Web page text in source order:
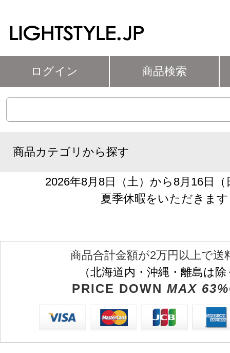
ログイン 商品検索
商品カテゴリから探す
2026年8月8日（土）から8月16日
夏季休暇をいただきます
商品合計金額が2万円以上で送
（北海道内・沖縄・離島は
PRICE DOWN MAX